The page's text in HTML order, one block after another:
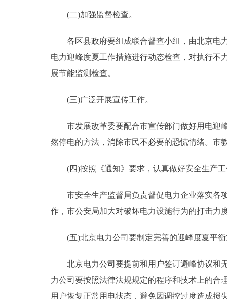
(二)加强监督检查。
各区县政府要组成联合督查小组，由北京电力
电力迎峰度夏工作措施进行动态检查，对执行不
展节能监测检查。
(三)广泛开展宣传工作。
市发展改革委要配合市宣传部门做好用电迎峰
然停电的方法，消除市民不必要的恐慌情绪。市
(四)按照《通知》要求，认真做好安全生产工
市安全生产监督局负责督促电力企业落实各项
作，市公安局加大对破坏电力设施行为的打击力
(五)北京电力公司要制定完善的迎峰度夏平衡
北京电力公司要提前和用户签订避峰协议和无
力公司要按照法律法规规定的程序和技术上的合
用户恢复正常用电状态，避免因调控过度造成损